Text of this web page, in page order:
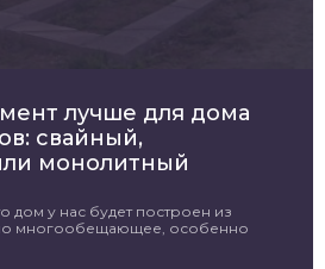
лучше для дома
свайный,
монолитный
дом у нас будет построен из
многообещающее, особенно